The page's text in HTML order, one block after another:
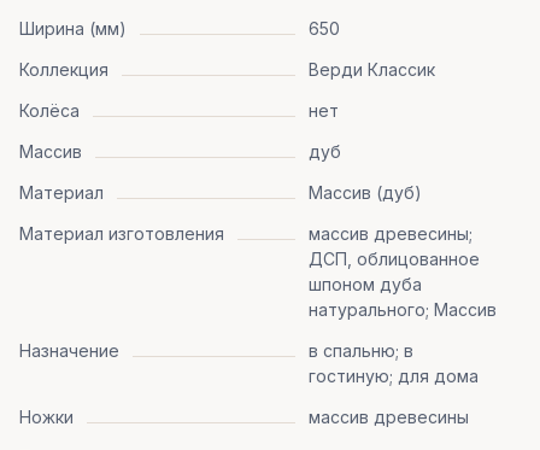
Ширина (мм)
650
Коллекция
Верди Классик
Колёса
нет
Массив
дуб
Материал
Массив (дуб)
Материал изготовления
массив древесины;
ДСП, облицованное
шпоном дуба
натурального; Массив
Назначение
в спальню; в
гостиную; для дома
Ножки
массив древесины